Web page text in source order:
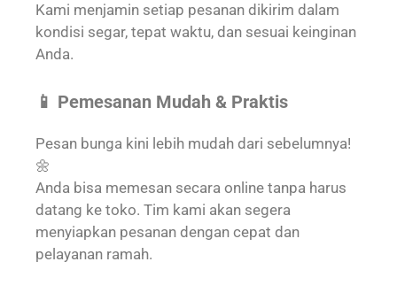
Kami menjamin setiap pesanan dikirim dalam
kondisi segar, tepat waktu, dan sesuai keinginan
Anda.
📱 Pemesanan Mudah & Praktis
Pesan bunga kini lebih mudah dari sebelumnya!
🌼
Anda bisa memesan secara online tanpa harus
datang ke toko. Tim kami akan segera
menyiapkan pesanan dengan cepat dan
pelayanan ramah.